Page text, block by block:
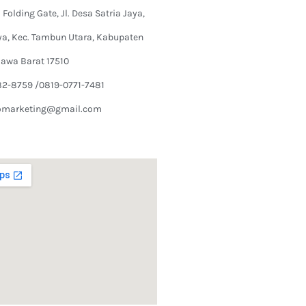
Gate, Jl. Desa Satria Jaya,
Kec. Tambun Utara, Kabupaten
Barat 17510
8759 /0819-0771-7481